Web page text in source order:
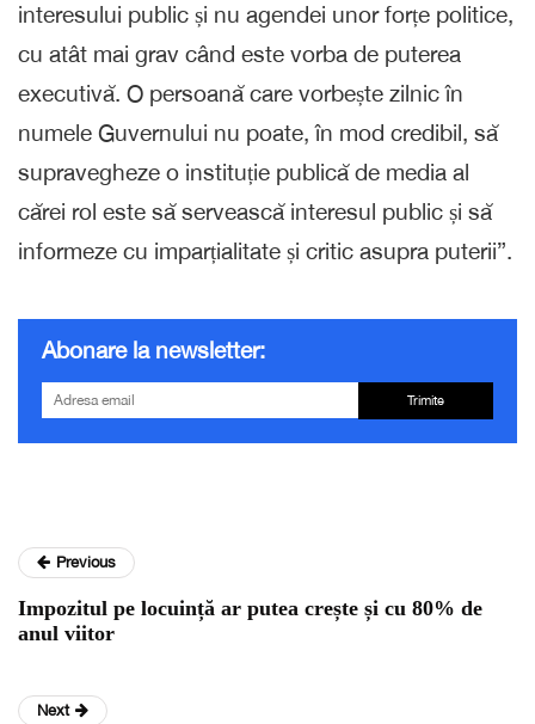
interesului public și nu agendei unor forțe politice,
cu atât mai grav când este vorba de puterea
executivă. O persoană care vorbește zilnic în
numele Guvernului nu poate, în mod credibil, să
supravegheze o instituție publică de media al
cărei rol este să servească interesul public și să
informeze cu imparțialitate și critic asupra puterii”.
Abonare la newsletter:
Trimite
Previous
Impozitul pe locuință ar putea crește și cu 80% de
anul viitor
Next